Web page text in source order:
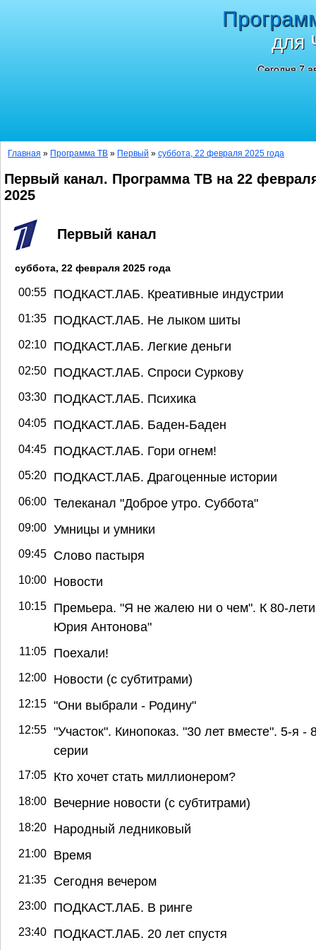
для
Сегодня 7
Главная » Программа ТВ » Первый » суббота, 22 февраля 2025 года
Первый канал. Программа ТВ на 22
2025
Первый канал
суббота, 22 февраля 2025 года
00:55 ПОДКАСТ.ЛАБ. Креативные индустрии
01:35 ПОДКАСТ.ЛАБ. Не лыком шиты
02:10 ПОДКАСТ.ЛАБ. Легкие деньги
02:50 ПОДКАСТ.ЛАБ. Спроси Суркову
03:30 ПОДКАСТ.ЛАБ. Психика
04:05 ПОДКАСТ.ЛАБ. Баден-Баден
04:45 ПОДКАСТ.ЛАБ. Гори огнем!
05:20 ПОДКАСТ.ЛАБ. Драгоценные истории
06:00 Телеканал "Доброе утро. Суббота"
09:00 Умницы и умники
09:45 Слово пастыря
10:00 Новости
10:15
Премьера. "Я не жалею ни о чем". К 80-
Юрия Антонова"
11:05 Поехали!
12:00 Новости (с субтитрами)
12:15 "Они выбрали - Родину"
12:55 "Участок". Кинопоказ. "30 лет вместе". 5-я -
серии
17:05 Кто хочет стать миллионером?
18:00 Вечерние новости (с субтитрами)
18:20 Народный ледниковый
21:00 Время
21:35 Сегодня вечером
23:00 ПОДКАСТ.ЛАБ. В ринге
23:40 ПОДКАСТ.ЛАБ. 20 лет спустя